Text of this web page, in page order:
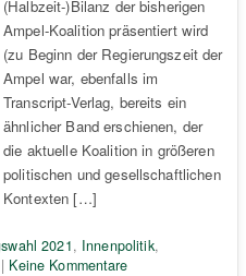
(Halbzeit-)Bilanz der bisherigen
Ampel-Koalition präsentiert wird
(zu Beginn der Regierungszeit der
Ampel war, ebenfalls im
Transcript-Verlag, bereits ein
ähnlicher Band erschienen, der
die aktuelle Koalition in größeren
politischen und gesellschaftlichen
Kontexten […]
2021, Innenpolitik,
Keine Kommentare